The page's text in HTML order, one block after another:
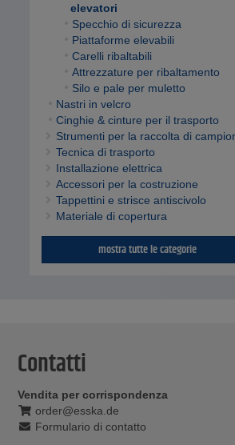
elevatori
Specchio di sicurezza
Piattaforme elevabili
Carelli ribaltabili
Attrezzature per ribaltamento
Silo e pale per muletto
Nastri in velcro
Cinghie & cinture per il trasporto
Strumenti per la raccolta di
Tecnica di trasporto
Installazione elettrica
Accessori per la costruzione
Tappettini e strisce antiscivolo
Materiale di copertura
mostra tutte le categorie
Contatti
Vendita per corrispondenza
order@esska.de
Formulario di contatto